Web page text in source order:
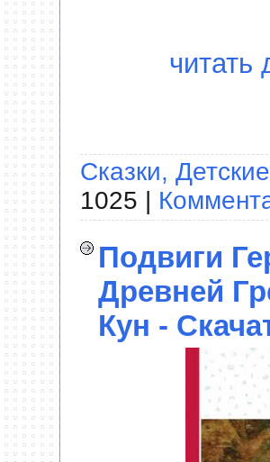
читать
Сказки,
1025 |
Подвиги
Древней
Кун -